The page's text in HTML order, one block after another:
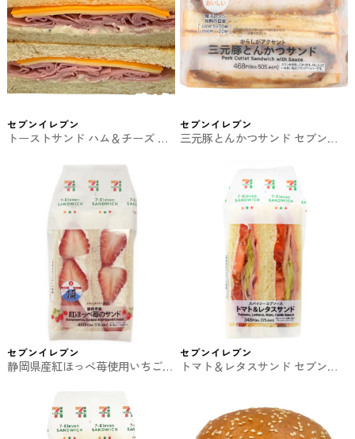
セブンイレブン
トーストサンド ハム＆チーズ セ
セブンイレブン
三元豚とんかつサンド セブンの
セブンイレブン
静岡県産紅ほっぺ苺使用いちごサ
セブンイレブン
トマト＆レタスサンド セブンイ